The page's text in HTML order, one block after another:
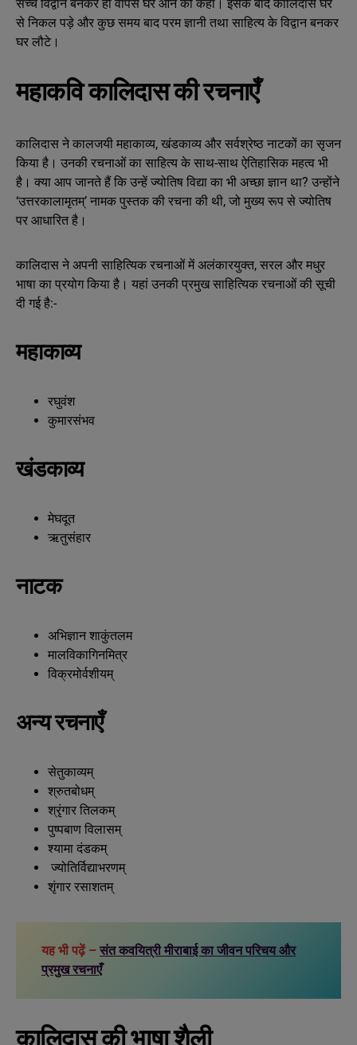
सच्चे विद्वान बनकर ही वापस घर आने को कहा। इसके बाद कालिदास घर
से निकल पड़े और कुछ समय बाद परम ज्ञानी तथा साहित्य के विद्वान बनकर
घर लौटे।
महाकवि कालिदास की रचनाएँ
कालिदास ने कालजयी महाकाव्य, खंडकाव्य और सर्वश्रेष्ठ नाटकों का सृजन
किया है। उनकी रचनाओं का साहित्य के साथ-साथ ऐतिहासिक महत्व भी
है। क्या आप जानते हैं कि उन्हें ज्योतिष विद्या का भी अच्छा ज्ञान था? उन्होंने
‘उत्तरकालामृतम्’ नामक पुस्तक की रचना की थी, जो मुख्य रूप से ज्योतिष
पर आधारित है।
कालिदास ने अपनी साहित्यिक रचनाओं में अलंकारयुक्त, सरल और मधुर
भाषा का प्रयोग किया है। यहां उनकी प्रमुख साहित्यिक रचनाओं की सूची
दी गई है:-
महाकाव्य
रघुवंश
कुमारसंभव
खंडकाव्य
मेघदूत
ऋतुसंहार
नाटक
अभिज्ञान शाकुंतलम
मालविकागिनमित्र
विक्रमोर्वशीयम्
अन्य रचनाएँ
सेतुकाव्यम्
श्रुतबोधम्
श्रृंगार तिलकम्
पुष्पबाण विलासम्
श्यामा दंडकम्
ज्योतिर्विद्याभरणम्
शृंगार रसाशतम्
यह भी पढ़ें – संत कवयित्री मीराबाई का जीवन परिचय और
प्रमुख रचनाएँ